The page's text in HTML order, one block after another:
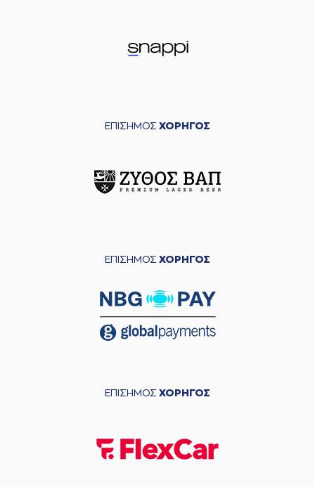
ΕΠΙΣΗΜΟΣ ΧΟΡΗΓΟΣ
ΕΠΙΣΗΜΟΣ ΧΟΡΗΓΟΣ
ΕΠΙΣΗΜΟΣ ΧΟΡΗΓΟΣ